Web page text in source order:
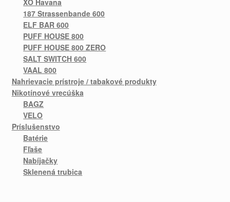
187 Strassenbande 600
ELF BAR 600
PUFF HOUSE 800
PUFF HOUSE 800 ZERO
SALT SWITCH 600
VAAL 800
Nahrievacie prístroje / tabakové produkty
Nikotínové vrecúška
BAGZ
VELO
Príslušenstvo
Batérie
Fľaše
Nabíjačky
Sklenená trubica